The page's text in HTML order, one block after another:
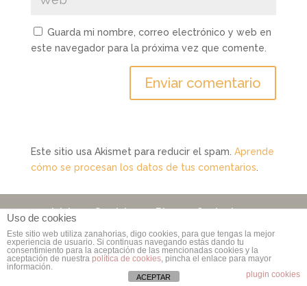
Guarda mi nombre, correo electrónico y web en
este navegador para la próxima vez que comente.
Este sitio usa Akismet para reducir el spam. Aprende
cómo se procesan los datos de tus comentarios
Inicio Servicios Blog Contacto
Copyright © 2006 - 2026Rebuzzna Comunicación|
Marta Bonet| Propiedad de Rebuzzna
Uso de cookies
Este sitio web utiliza zanahorias, digo cookies, para que tengas la mejor
experiencia de usuario. Si continuas navegando estás dando tu
consentimiento para la aceptación de las mencionadas cookies y la
aceptación de nuestra política de cookies, pincha el enlace para mayor
información.
plugin cookies
ACEPTAR